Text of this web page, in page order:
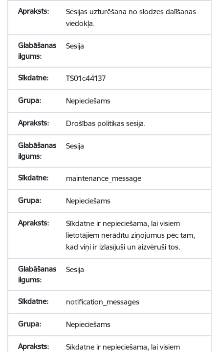
Sesijas uzturēšana no slodzes dalīšanas
viedokļa.
Sesija
TS01c44137
Nepieciešams
Drošības politikas sesija.
Sesija
maintenance_message
Nepieciešams
Sīkdatne ir nepieciešama, lai visiem
lietotājiem nerādītu ziņojumus pēc tam,
kad viņi ir izlasījuši un aizvēruši tos.
Sesija
notification_messages
Nepieciešams
Sīkdatne ir nepieciešama, lai visiem